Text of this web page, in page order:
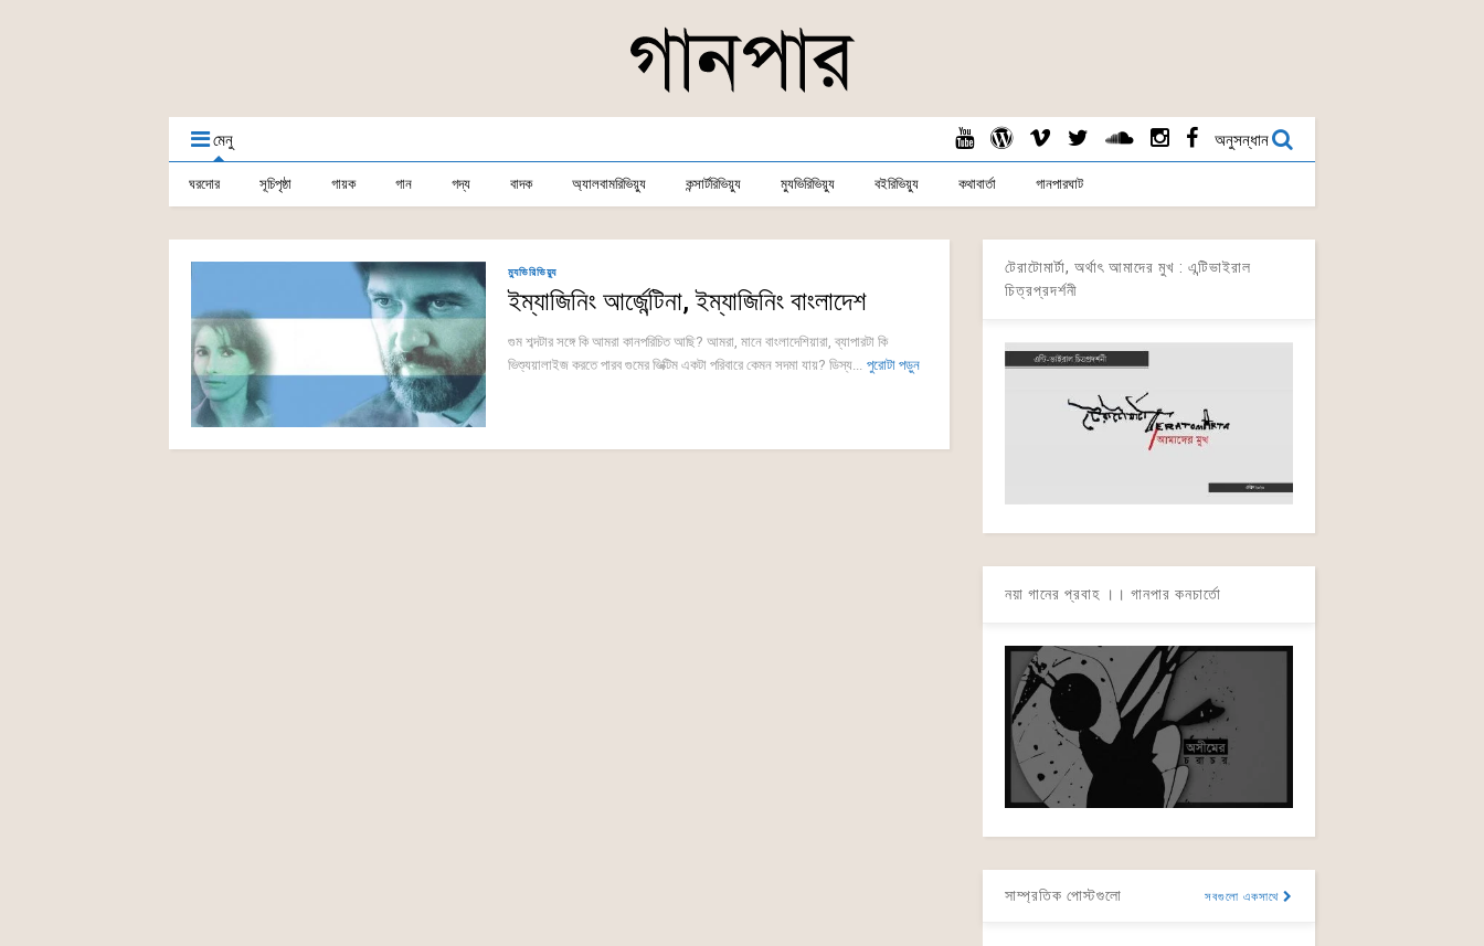
মেনু অনুসন্ধান
ঘরদোর সূচিপৃষ্ঠা গায়ক গান গদ্য বাদক অ্যালবামরিভিয়্যু কন্সার্টরিভিয়্যু ম্যুভিরিভিয়্যু বইরিভিয়্যু কথাবার্তা গানপারঘাট
ম্যুভিরিভিয়্যু
ইম্যাজিনিং আর্জেন্টিনা, ইম্যাজিনিং বাংলাদেশ
গুম শব্দটার সঙ্গে কি আমরা কানপরিচিত আছি? আমরা, মানে বাংলাদেশিয়ারা, ব্যাপারটা কি
ভিশ্যুয়ালাইজ করতে পারব গুমের ভিক্টিম একটা পরিবারে কেমন সদমা যায়? ডিস্য... পুরোটা পড়ুন
টেরাটোমার্টা, অর্থাৎ আমাদের মুখ : এন্টিভাইরাল
চিত্রপ্রদর্শনী
নয়া গানের প্রবাহ ।। গানপার কনচার্তো
সাম্প্রতিক পোস্টগুলো সবগুলো একসাথে